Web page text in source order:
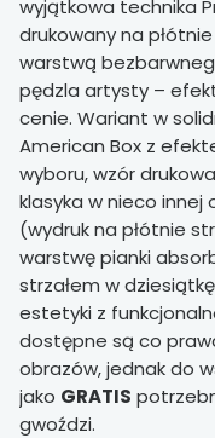
wyjątkowa technika
drukowany na
warstwą
pędzla artysty – efekt
cenie. Wariant w
American Box z
wyboru, wzór
klasyka w nieco innej
(wydruk na płótnie
warstwę pianki
strzałem w
estetyki z
dostępne są co
obrazów, jednak do
jako GRATIS
gwoździ.